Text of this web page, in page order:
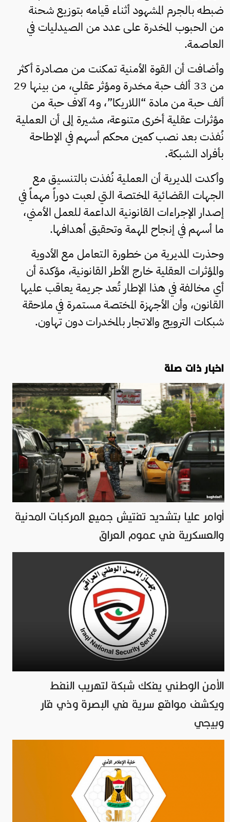
ضبطه بالجرم المشهود أثناء قيامه بتوزيع شحنة
من الحبوب المخدرة على عدد من الصيدليات في
العاصمة.
وأضافت أن القوة الأمنية تمكنت من مصادرة أكثر
من 33 ألف حبة مخدرة ومؤثر عقلي، من بينها 29
ألف حبة من مادة “اللاريكا”، و4 آلاف حبة من
مؤثرات عقلية أخرى متنوعة، مشيرة إلى أن العملية
نُفذت بعد نصب كمين محكم أسهم في الإطاحة
بأفراد الشبكة.
وأكدت المديرية أن العملية نُفذت بالتنسيق مع
الجهات القضائية المختصة التي لعبت دوراً مهماً في
إصدار الإجراءات القانونية الداعمة للعمل الأمني،
ما أسهم في إنجاح المهمة وتحقيق أهدافها.
وحذرت المديرية من خطورة التعامل مع الأدوية
والمؤثرات العقلية خارج الأطر القانونية، مؤكدة أن
أي مخالفة في هذا الإطار تُعد جريمة يعاقب عليها
القانون، وأن الأجهزة المختصة مستمرة في ملاحقة
شبكات الترويج والاتجار بالمخدرات دون تهاون.
اخبار ذات صلة
أوامر عليا بتشديد تفتيش جميع المركبات المدنية
والعسكرية في عموم العراق
الأمن الوطني يفكك شبكة لتهريب النفط
ويكشف مواقع سرية في البصرة وذي قار
وبيجي